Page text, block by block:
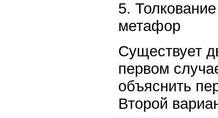
5.
метафор
Существует
первом
объяснить
Второй